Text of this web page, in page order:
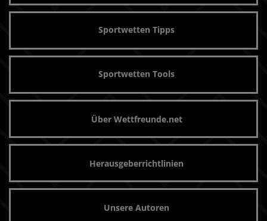
Sportwetten Tipps
Sportwetten Tools
Über Wettfreunde.net
Herausgeberrichtlinien
Unsere Autoren